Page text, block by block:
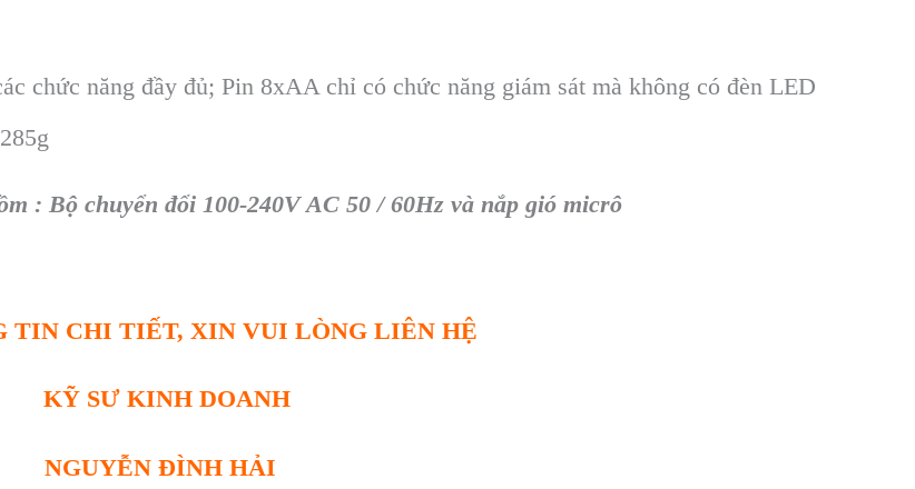
chức năng đầy đủ; Pin 8xAA chỉ có chức năng giám sát mà không có đèn LED
: Bộ chuyển đổi 100-240V AC 50 / 60Hz và nắp gió micrô
TIN CHI TIẾT, XIN VUI LÒNG LIÊN HỆ
KỸ SƯ KINH DOANH
NGUYỄN ĐÌNH HẢI